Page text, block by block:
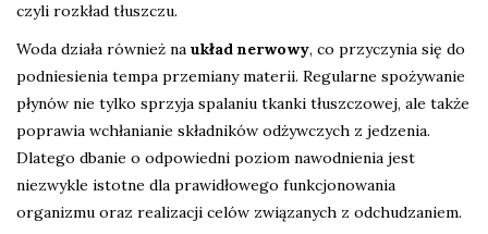
czyli rozkład tłuszczu.
Woda działa również na układ nerwowy, co przyczynia się do
podniesienia tempa przemiany materii. Regularne spożywanie
płynów nie tylko sprzyja spalaniu tkanki tłuszczowej, ale także
poprawia wchłanianie składników odżywczych z jedzenia.
Dlatego dbanie o odpowiedni poziom nawodnienia jest
niezwykle istotne dla prawidłowego funkcjonowania
organizmu oraz realizacji celów związanych z odchudzaniem.